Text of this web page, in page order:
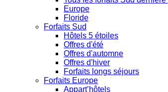
Europe
Floride
Forfaits Sud
Hôtels 5 étoiles
Offres d'été
Offres d'automne
Offres d'hiver
Forfaits longs séjours
Forfaits Europe
Appart’hôtels